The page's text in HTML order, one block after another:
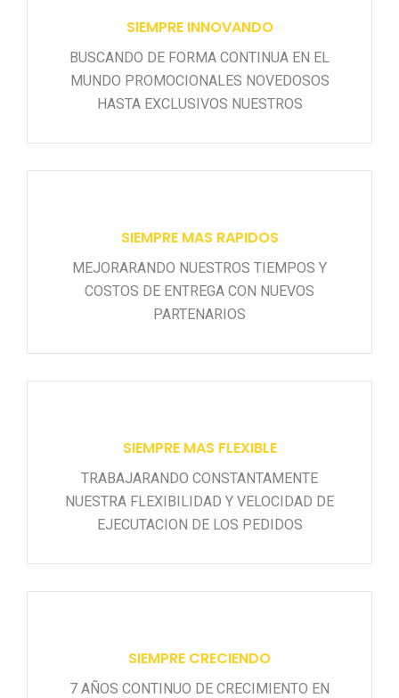
SIEMPRE INNOVANDO
BUSCANDO DE FORMA CONTINUA EN EL
MUNDO PROMOCIONALES NOVEDOSOS
HASTA EXCLUSIVOS NUESTROS
SIEMPRE MAS RAPIDOS
MEJORARANDO NUESTROS TIEMPOS Y
COSTOS DE ENTREGA CON NUEVOS
PARTENARIOS
SIEMPRE MAS FLEXIBLE
TRABAJARANDO CONSTANTAMENTE
NUESTRA FLEXIBILIDAD Y VELOCIDAD DE
EJECUTACION DE LOS PEDIDOS
SIEMPRE CRECIENDO
7 AÑOS CONTINUO DE CRECIMIENTO EN